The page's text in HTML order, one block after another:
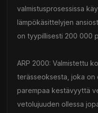
valmistusprosessissa
lämpökäsittelyjen
on tyypillisesti 200 000
ARP 2000: Valmistettu
terässeoksesta, joka on
parempaa kestävyyttä
vetolujuuden ollessa